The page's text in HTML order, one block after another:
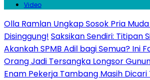
Video
Olla Ramlan Ungkap Sosok Pria
Disinggung! Saksikan Sendiri: Titipan
Akankah SPMB Adil bagi Semua? Ini
Orang Jadi Tersangka Longsor
Enam Pekerja Tambang Masih Dicari